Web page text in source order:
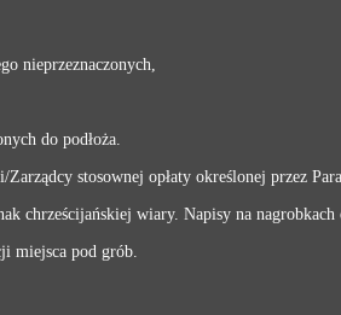
nieprzeznaczonych,
do podłoża.
stosownej opłaty określonej przez
chrześcijańskiej wiary. Napisy na
miejsca pod grób.